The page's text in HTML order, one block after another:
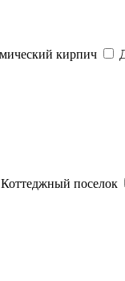
кирпич
Коттеджный поселок